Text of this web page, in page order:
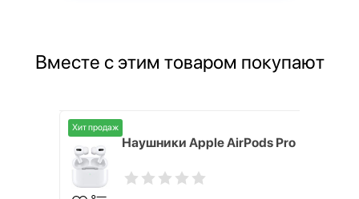
Вместе с этим товаром покупают
Хит продаж
Наушники Apple AirPods Pro